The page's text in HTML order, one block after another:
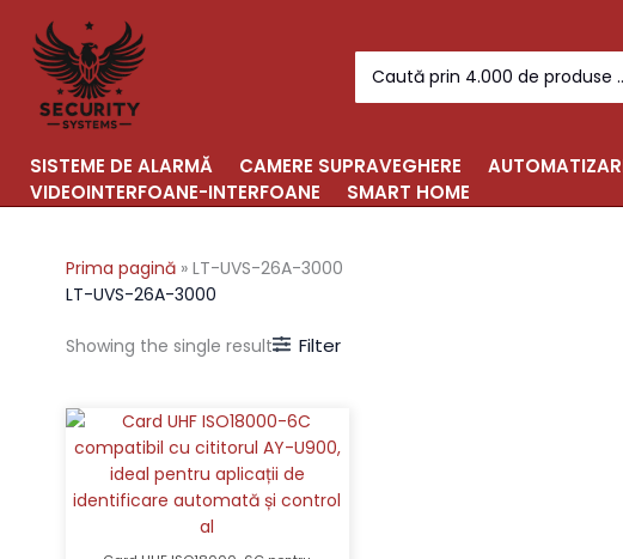
content
for:
SISTEME DE ALARMĂ CAMERE SUPRAVEGHERE
VIDEOINTERFOANE-INTERFOANE
SMART HOME
Prima pagină » LT-UVS-26A-3000
LT-UVS-26A-3000
Showing the single result Filter